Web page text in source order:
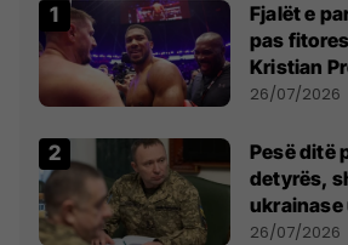
Fjalët e
pas
Kristian
26/07/2026
Pesë ditë
detyrës,
ukrainase
kontroll të
26/07/2026